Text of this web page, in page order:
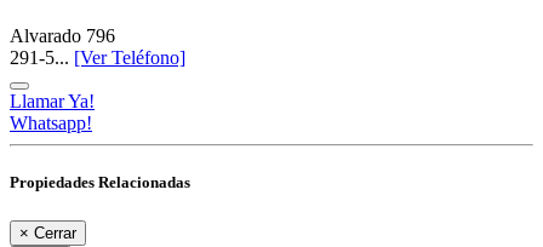
Alvarado 796
291-5... [Ver Teléfono]
Llamar Ya!
Whatsapp!
Propiedades Relacionadas
× Cerrar